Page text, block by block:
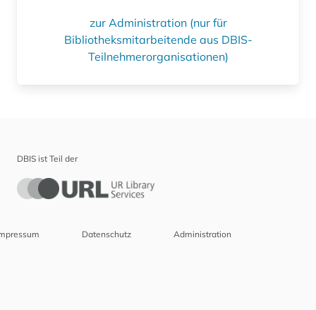
zur Administration (nur für
Bibliotheksmitarbeitende aus DBIS-
Teilnehmerorganisationen)
DBIS ist Teil der
Datenschutz Administration